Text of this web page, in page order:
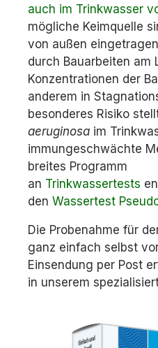
auch im Trinkwasser
mögliche Keimquelle
von außen
durch Bauarbeiten am
Konzentrationen der
anderem in
besonderes Risiko
aeruginosa im
immungeschwächte
breites Programm
an Trinkwassertests
den Wassertest
Die Probenahme für
ganz einfach selbst
Einsendung per Post
in unserem